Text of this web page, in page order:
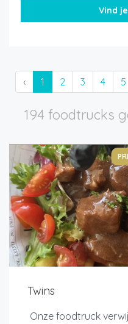
‹ 1 2 3 4 5
194 foodtrucks
Twins
Onze foodtruck